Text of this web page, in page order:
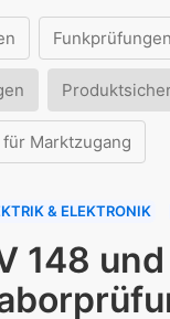
Funkprüfungen
Marktzugang
& ELEKTRONIK
148